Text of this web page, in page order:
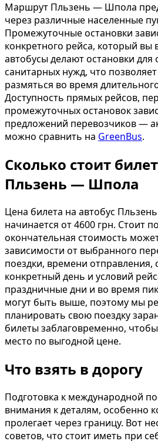
Маршрут Пльзень — Шпола
через различные населенные
Промежуточные остановки
конкретного рейса, который
автобусы делают остановки для
санитарных нужд, что
размяться во время
Доступность прямых рейсов,
промежуточных остановок
предложений перевозчиков —
можно сравнить на GreenBus.
Сколько стоит
Пльзень — Шпола
Цена билета на автобус
начинается от 4600 грн. Стоит
окончательная стоимость
зависимости от выбранного
поездки, времени отправления,
конкретный день и условий
праздничные дни и во время
могут быть выше, поэтому мы
планировать свою поездку
билеты заблаговременно,
место по выгодной цене.
Что взять в дорогу
Подготовка к международной
внимания к деталям, особенно
пролегает через границу. Вот
советов, что стоит иметь при